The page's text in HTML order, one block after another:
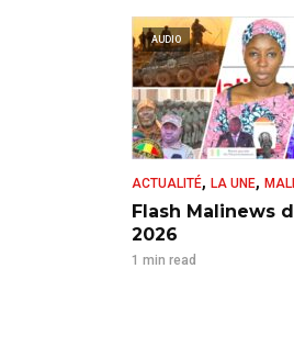
AUDIO
ACTUALITÉ, LA UNE, MALI
Flash Malinews
2026
1 min read